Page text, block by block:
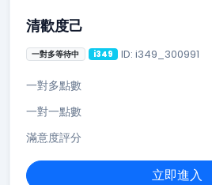
清歡度己
一對多等待中 i349 ID: i349_300991
一對多點數
一對一點數
滿意度評分
立即進入